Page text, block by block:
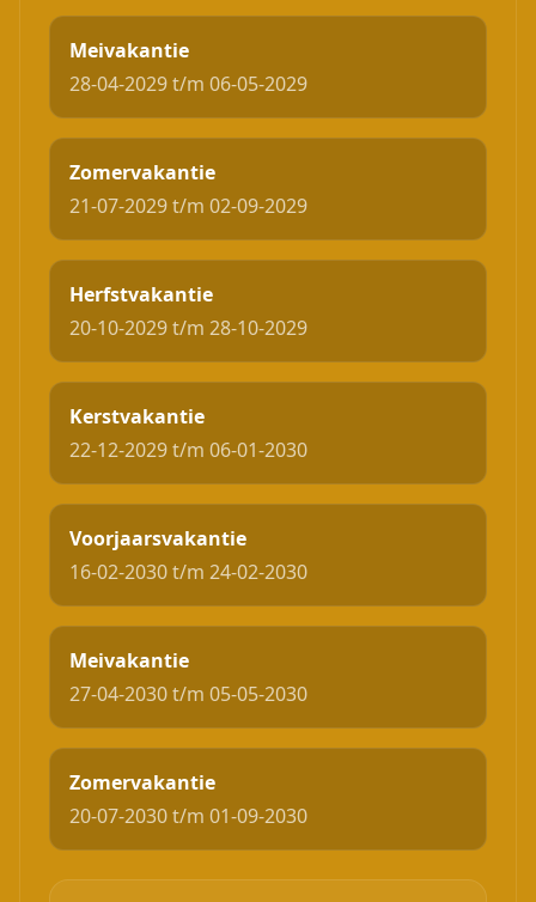
Meivakantie
28-04-2029 t/m 06-05-2029
Zomervakantie
21-07-2029 t/m 02-09-2029
Herfstvakantie
20-10-2029 t/m 28-10-2029
Kerstvakantie
22-12-2029 t/m 06-01-2030
Voorjaarsvakantie
16-02-2030 t/m 24-02-2030
Meivakantie
27-04-2030 t/m 05-05-2030
Zomervakantie
20-07-2030 t/m 01-09-2030